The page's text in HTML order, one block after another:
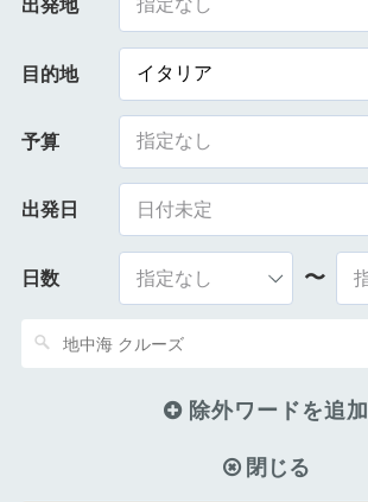
出発地
目的地 イタリア
予算 指定なし
出発日
日数 〜
除外ワードを追加
閉じる